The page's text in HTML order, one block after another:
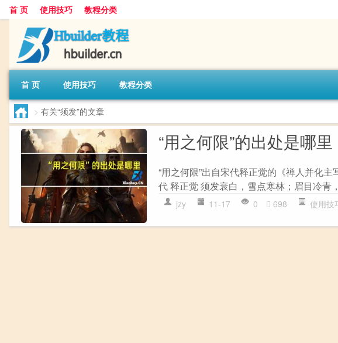
首 页 使用技巧 教程分类
首 页 使用技巧 教程分类
> 有关“须发”的文章
“用之何限”的出处是哪里
“用之何限”出自宋代释正觉的《禅人并化
代 释正觉 须发衰白，雪点寒林；眉目冷青
jzy 11-17 0 698 使用技